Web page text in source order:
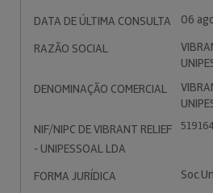
DATA DE ÚLTIMA CONSULTA
06
RAZÃO SOCIAL
DENOMINAÇÃO COMERCIAL
NIF/NIPC DE VIBRANT RELIEF
- UNIPESSOAL LDA
FORMA JURÍDICA